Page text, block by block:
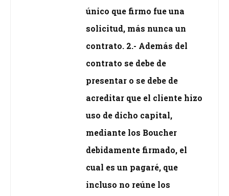
único que firmo fue una
solicitud, más nunca un
contrato. 2.- Además del
contrato se debe de
presentar o se debe de
acreditar que el cliente hizo
uso de dicho capital,
mediante los Boucher
debidamente firmado, el
cual es un pagaré, que
incluso no reúne los